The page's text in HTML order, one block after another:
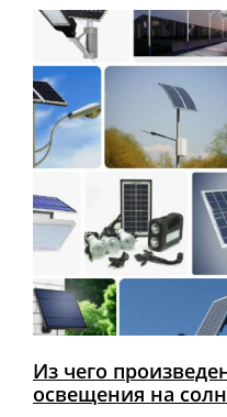
Из чего
освещения на